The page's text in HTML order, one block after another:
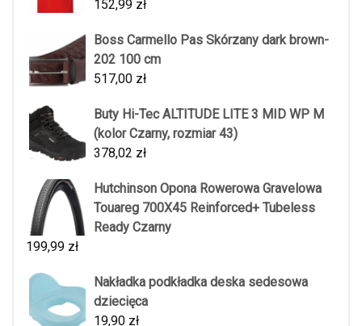
152,99 zł
Boss Carmello Pas Skórzany dark brown-
202 100 cm
517,00 zł
Buty Hi-Tec ALTITUDE LITE 3 MID WP M
(kolor Czarny, rozmiar 43)
378,02 zł
Hutchinson Opona Rowerowa Gravelowa
Touareg 700X45 Reinforced+ Tubeless
Ready Czarny
199,99 zł
Nakładka podkładka deska sedesowa
dziecięca
19,90 zł